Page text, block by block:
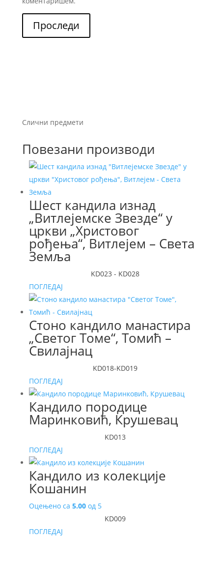
Проследи
Слични предмети
Повезани производи
Шест кандила изнад
„Витлејемске Звезде“ у
цркви „Христовог
рођења“, Витлејем – Света
Земља
KD023 - KD028
ПОГЛЕДАЈ
Стоно кандило манастира
„Светог Томе“, Томић –
Свилајнац
KD018-KD019
ПОГЛЕДАЈ
Кандило породице
Маринковић, Крушевац
KD013
ПОГЛЕДАЈ
Кандило из колекције
Кошанин
Оцењено са 5.00од 5
KD009
ПОГЛЕДАЈ